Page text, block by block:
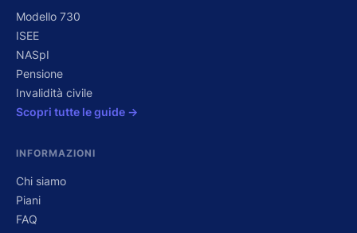
Modello 730
ISEE
NASpI
Pensione
Invalidità civile
Scopri tutte le guide →
INFORMAZIONI
Chi siamo
Piani
FAQ